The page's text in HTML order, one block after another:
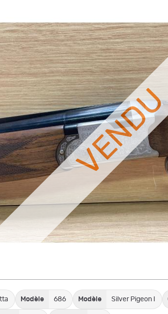
Modèle 686 Modèle Silver Pigeon I